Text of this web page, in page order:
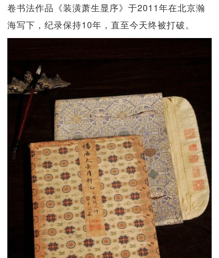
卷书法作品《装潢萧生显序》于2011年在北京瀚
海写下，纪录保持10年，直至今天终被打破。